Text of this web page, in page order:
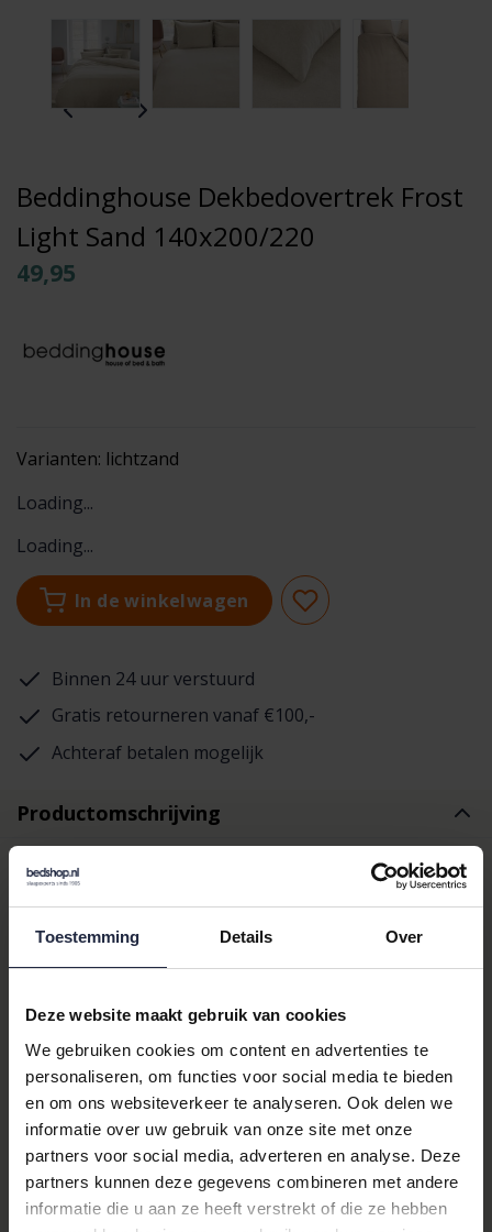
Toestemming Details Over
Deze website maakt gebruik van cookies
We gebruiken cookies om content en advertenties te
personaliseren, om functies voor social media te bieden
en om ons websiteverkeer te analyseren. Ook delen we
informatie over uw gebruik van onze site met onze
partners voor social media, adverteren en analyse. Deze
partners kunnen deze gegevens combineren met andere
informatie die u aan ze heeft verstrekt of die ze hebben
Beddinghouse Dekbedovertrek Frost
Light Sand 140x200/220
49,95
Varianten: lichtzand
Loading...
Loading...
In de winkelwagen
Binnen 24 uur verstuurd
Gratis retourneren vanaf €100,-
Achteraf betalen mogelijk
Productomschrijving
Beddinghouse
Dekbedovertrek Frost Light
Ontdek de luxe en comfort van hetBeddinghouse
Dekbedovertrek Frost Light Sand. Dit prachtige dekbedovertrek
in de kleur beige is de perfecte toevoeging aan uw slaapkamer.
Gemaakt van hoogwaardig katoen en flanel, biedt het een
ongeëvenaarde zachtheid en warmte, ideaal voor een goede
nachtrust.
Waarom kiezen voor